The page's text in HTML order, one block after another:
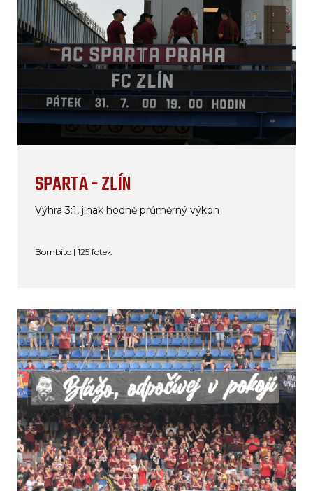
SPARTA - ZLÍN
Výhra 3:1, jinak hodně průměrný výkon
Bombito | 125 fotek